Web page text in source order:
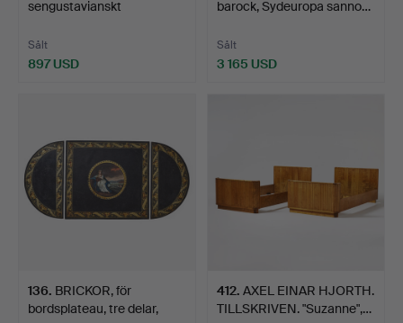
sengustavianskt
Sålt
897 USD
barock, Sydeuropa sanno…
Sålt
3 165 USD
136. BRICKOR, för
bordsplateau, tre delar,
412. AXEL EINAR HJORTH.
TILLSKRIVEN. "Suzanne",…